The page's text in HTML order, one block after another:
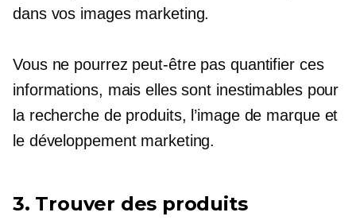
dans vos images marketing.
Vous ne pourrez peut-être pas quantifier ces
informations, mais elles sont inestimables pour
la recherche de produits, l’image de marque et
le développement marketing.
3. Trouver des produits